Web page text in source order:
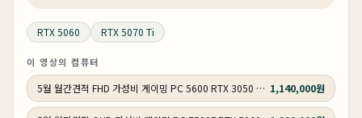
RTX 5060 RTX 5070 Ti
이 영상의 컴퓨터
5월 월간견적 FHD 가성비 게이밍 PC 5600 RTX 3050 GY505 1,140,000원